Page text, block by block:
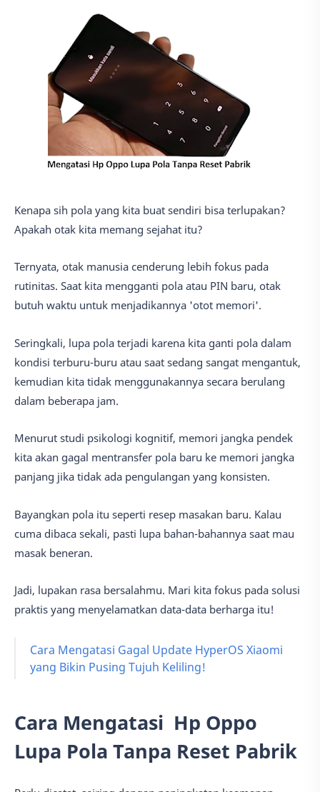
Kenapa sih pola yang kita buat sendiri bisa terlupakan?
Apakah otak kita memang sejahat itu?
Ternyata, otak manusia cenderung lebih fokus pada
rutinitas. Saat kita mengganti pola atau PIN baru, otak
butuh waktu untuk menjadikannya 'otot memori'.
Seringkali, lupa pola terjadi karena kita ganti pola dalam
kondisi terburu-buru atau saat sedang sangat mengantuk,
kemudian kita tidak menggunakannya secara berulang
dalam beberapa jam.
Menurut studi psikologi kognitif, memori jangka pendek
kita akan gagal mentransfer pola baru ke memori jangka
panjang jika tidak ada pengulangan yang konsisten.
Bayangkan pola itu seperti resep masakan baru. Kalau
cuma dibaca sekali, pasti lupa bahan-bahannya saat mau
masak beneran.
Jadi, lupakan rasa bersalahmu. Mari kita fokus pada solusi
praktis yang menyelamatkan data-data berharga itu!
Cara Mengatasi Gagal Update HyperOS Xiaomi
yang Bikin Pusing Tujuh Keliling!
Cara Mengatasi Hp Oppo
Lupa Pola Tanpa Reset Pabrik